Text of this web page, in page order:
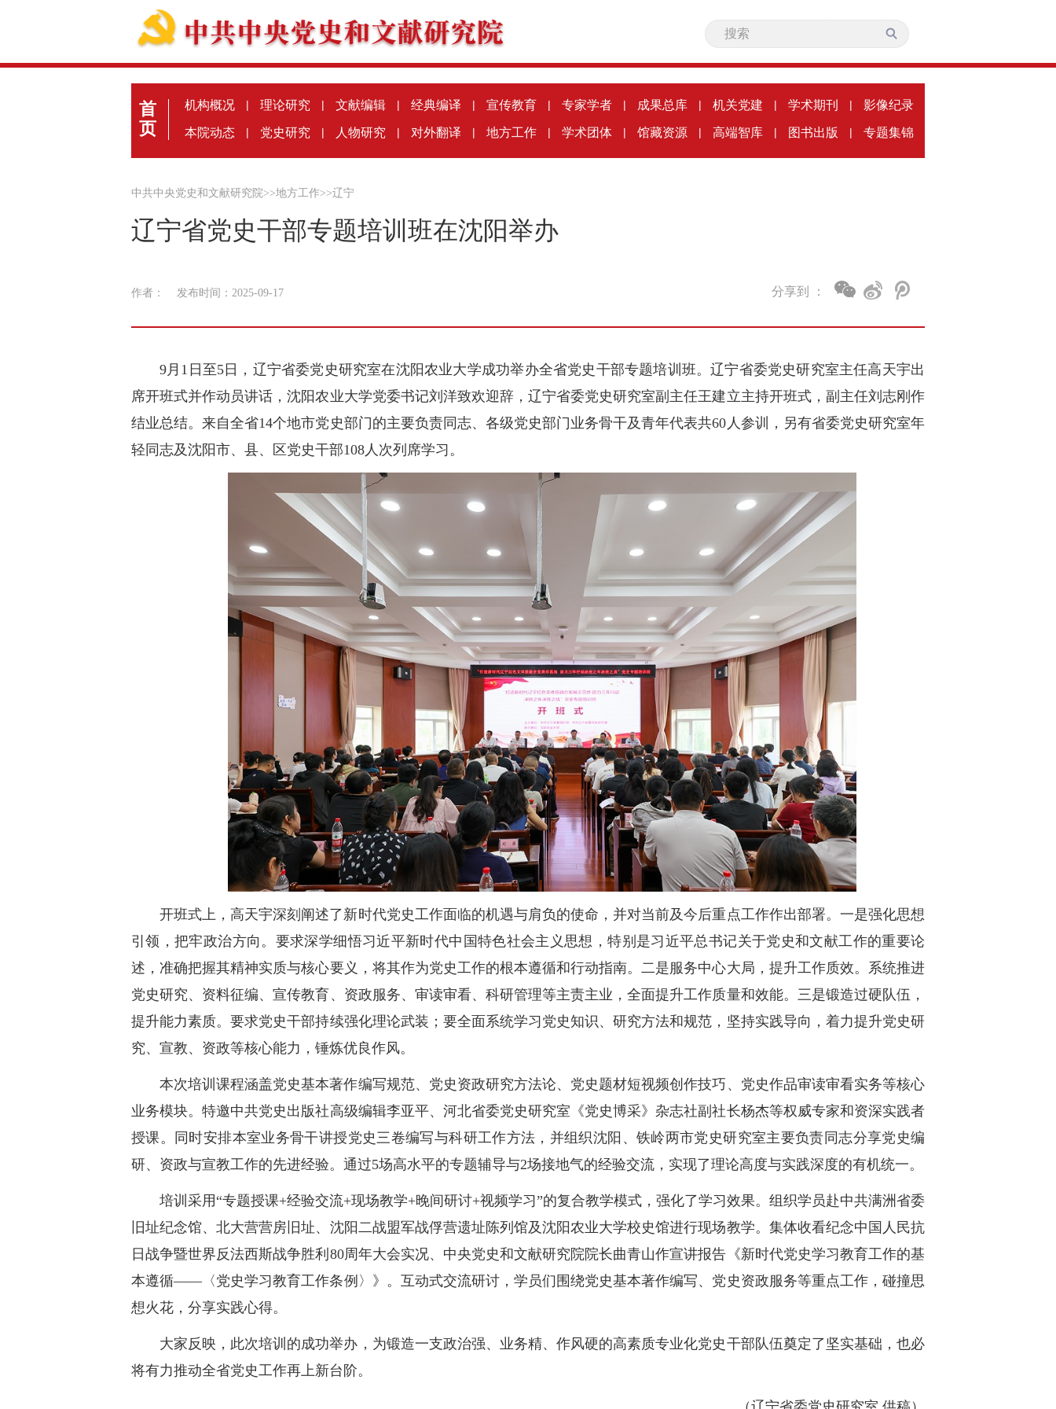
首
页
机构概况 | 理论研究 | 文献编辑 | 经典编译 | 宣传教育 | 专家学者 | 成果总库 | 机关党建 | 学术期刊 | 影像纪录
本院动态 | 党史研究 | 人物研究 | 对外翻译 | 地方工作 | 学术团体 | 馆藏资源 | 高端智库 | 图书出版 | 专题集锦
中共中央党史和文献研究院>>地方工作>>辽宁
辽宁省党史干部专题培训班在沈阳举办
作者： 发布时间：2025-09-17 分享到 ：
9月1日至5日，辽宁省委党史研究室在沈阳农业大学成功举办全省党史干部专题培训班。辽宁省委党史研究室主任高天宇出
席开班式并作动员讲话，沈阳农业大学党委书记刘洋致欢迎辞，辽宁省委党史研究室副主任王建立主持开班式，副主任刘志刚作
结业总结。来自全省14个地市党史部门的主要负责同志、各级党史部门业务骨干及青年代表共60人参训，另有省委党史研究室年
轻同志及沈阳市、县、区党史干部108人次列席学习。
开班式上，高天宇深刻阐述了新时代党史工作面临的机遇与肩负的使命，并对当前及今后重点工作作出部署。一是强化思想
引领，把牢政治方向。要求深学细悟习近平新时代中国特色社会主义思想，特别是习近平总书记关于党史和文献工作的重要论
述，准确把握其精神实质与核心要义，将其作为党史工作的根本遵循和行动指南。二是服务中心大局，提升工作质效。系统推进
党史研究、资料征编、宣传教育、资政服务、审读审看、科研管理等主责主业，全面提升工作质量和效能。三是锻造过硬队伍，
提升能力素质。要求党史干部持续强化理论武装；要全面系统学习党史知识、研究方法和规范，坚持实践导向，着力提升党史研
究、宣教、资政等核心能力，锤炼优良作风。
本次培训课程涵盖党史基本著作编写规范、党史资政研究方法论、党史题材短视频创作技巧、党史作品审读审看实务等核心
业务模块。特邀中共党史出版社高级编辑李亚平、河北省委党史研究室《党史博采》杂志社副社长杨杰等权威专家和资深实践者
授课。同时安排本室业务骨干讲授党史三卷编写与科研工作方法，并组织沈阳、铁岭两市党史研究室主要负责同志分享党史编
研、资政与宣教工作的先进经验。通过5场高水平的专题辅导与2场接地气的经验交流，实现了理论高度与实践深度的有机统一。
培训采用“专题授课+经验交流+现场教学+晚间研讨+视频学习”的复合教学模式，强化了学习效果。组织学员赴中共满洲省委
旧址纪念馆、北大营营房旧址、沈阳二战盟军战俘营遗址陈列馆及沈阳农业大学校史馆进行现场教学。集体收看纪念中国人民抗
日战争暨世界反法西斯战争胜利80周年大会实况、中央党史和文献研究院院长曲青山作宣讲报告《新时代党史学习教育工作的基
本遵循——〈党史学习教育工作条例〉》。互动式交流研讨，学员们围绕党史基本著作编写、党史资政服务等重点工作，碰撞思
想火花，分享实践心得。
大家反映，此次培训的成功举办，为锻造一支政治强、业务精、作风硬的高素质专业化党史干部队伍奠定了坚实基础，也必
将有力推动全省党史工作再上新台阶。